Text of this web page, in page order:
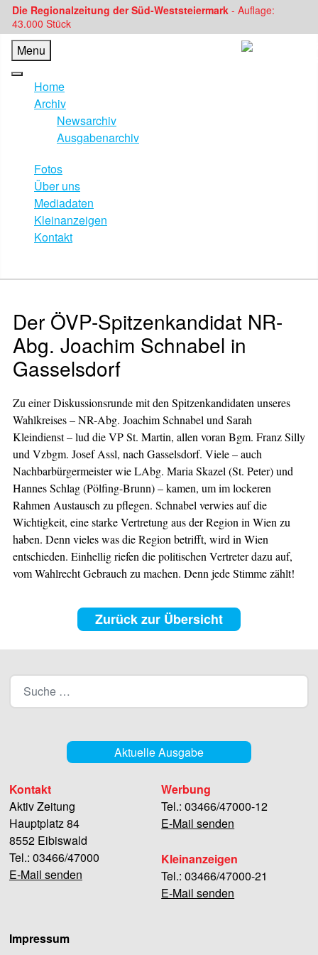
Die Regionalzeitung der Süd-Weststeiermark - Auflage:
43.000 Stück
Menu
Home
Archiv
Newsarchiv
Ausgabenarchiv
Fotos
Über uns
Mediadaten
Kleinanzeigen
Kontakt
Der ÖVP-Spitzenkandidat NR-
Abg. Joachim Schnabel in
Gasselsdorf
Zu einer Diskussionsrunde mit den Spitzenkandidaten unseres
Wahlkreises – NR-Abg. Joachim Schnabel und Sarah
Kleindienst – lud die VP St. Martin, allen voran Bgm. Franz Silly
und Vzbgm. Josef Assl, nach Gasselsdorf. Viele – auch
Nachbarbürgermeister wie LAbg. Maria Skazel (St. Peter) und
Hannes Schlag (Pölfing-Brunn) – kamen, um im lockeren
Rahmen Austausch zu pflegen. Schnabel verwies auf die
Wichtigkeit, eine starke Vertretung aus der Region in Wien zu
haben. Denn vieles was die Region betrifft, wird in Wien
entschieden. Einhellig riefen die politischen Vertreter dazu auf,
vom Wahlrecht Gebrauch zu machen. Denn jede Stimme zählt!
Zurück zur Übersicht
Aktuelle Ausgabe
Kontakt
Aktiv Zeitung
Hauptplatz 84
8552 Eibiswald
Tel.: 03466/47000
E-Mail senden
Werbung
Tel.: 03466/47000-12
E-Mail senden
Kleinanzeigen
Tel.: 03466/47000-21
E-Mail senden
Impressum